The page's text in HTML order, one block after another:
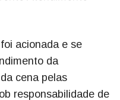
acionada e se
da
cena pelas
responsabilidade de